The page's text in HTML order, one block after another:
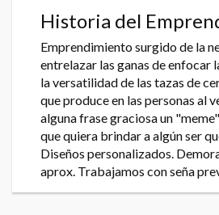
Historia del
Emprendimiento surgido de la
entrelazar las ganas de enfocar
la versatilidad de las tazas de
que produce en las personas al
alguna frase graciosa un
que quiera brindar a algún ser
Diseños personalizados.
aprox. Trabajamos con seña